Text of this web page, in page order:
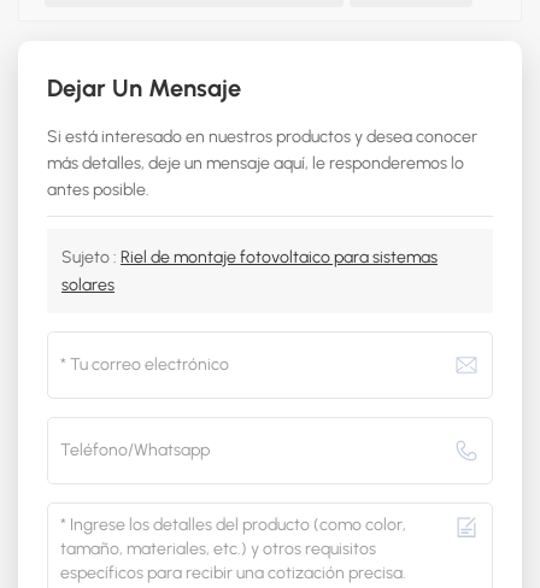
Dejar Un Mensaje
Si está interesado en nuestros productos y desea conocer
más detalles, deje un mensaje aquí, le responderemos lo
antes posible.
Sujeto : Riel de montaje fotovoltaico para sistemas
solares